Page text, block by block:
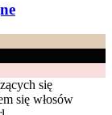
się
się włosów